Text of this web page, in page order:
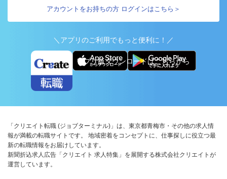
アカウントをお持ちの方 ログインはこちら＞
＼アプリのご利用でもっと便利に！／
アプリ版ダウンロードはこちらから
「クリエイト転職 (ジョブターミナル)」は、東京都青梅市・その他の求人情
報が満載の転職サイトです。 地域密着をコンセプトに、仕事探しに役立つ最
新の転職情報をお届けしています。
新聞折込求人広告「クリエイト 求人特集」を展開する株式会社クリエイトが
運営しています。